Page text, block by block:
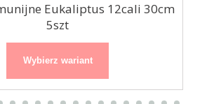
Eukaliptus 12cali 30cm
5szt
Wybierz wariant